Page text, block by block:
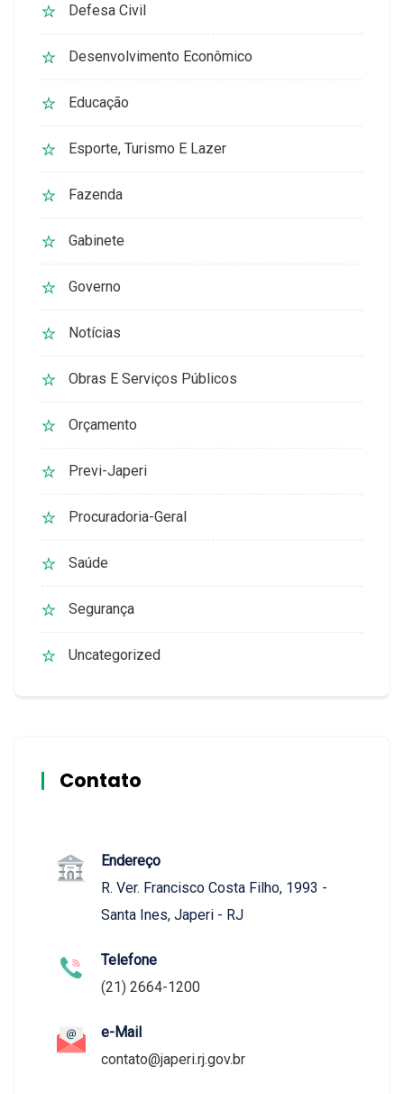
Defesa Civil
Desenvolvimento Econômico
Educação
Esporte, Turismo E Lazer
Fazenda
Gabinete
Governo
Notícias
Obras E Serviços Públicos
Orçamento
Previ-Japeri
Procuradoria-Geral
Saúde
Segurança
Uncategorized
Contato
Endereço
R. Ver. Francisco Costa Filho, 1993 -
Santa Ines, Japeri - RJ
Telefone
(21) 2664-1200
e-Mail
contato@japeri.rj.gov.br